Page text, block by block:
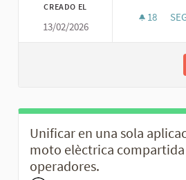
CREADO EL
13/02/2026
18 18
Unificar en una sola
moto elèctrica
operadores.